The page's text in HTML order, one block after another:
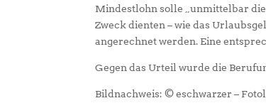
Mindestlohn solle „unmittelbar
Zweck dienten – wie das
angerechnet werden. Eine
Gegen das Urteil wurde die
Bildnachweis: © eschwarzer –